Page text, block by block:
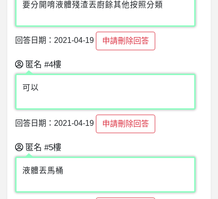
要分開唷液體殘渣丟廚餘其他按照分類
回答日期：2021-04-19 申請刪除回答
匿名 #4樓
可以
回答日期：2021-04-19 申請刪除回答
匿名 #5樓
液體丟馬桶